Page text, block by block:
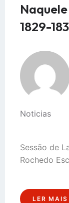
1829-
Noticias
Sessão de
Rochedo
LER MAIS